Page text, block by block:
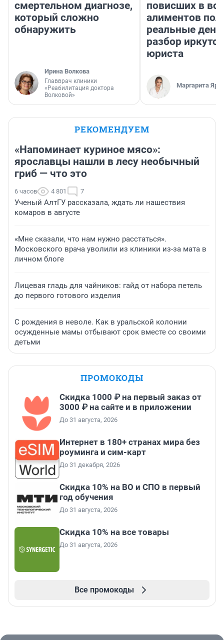
смертельном диагнозе,
который сложно
обнаружить
Ирина Волкова
Главврач клиники
«Реабилитация доктора
Волковой»
повисших в
алиментов
реальные
разбор
юриста
Маргарита
РЕКОМЕНДУЕМ
«Напоминает куриное мясо»:
ярославцы нашли в лесу необычный
гриб — что это
6 часов 4 801 7
Ученый АлтГУ рассказала, ждать ли нашествия
комаров в августе
«Мне сказали, что нам нужно расстаться».
Московского врача уволили из клиники из-за мата в
личном блоге
Лицевая гладь для чайников: гайд от набора петель
до первого готового изделия
С рождения в неволе. Как в уральской колонии
осужденные мамы отбывают срок вместе со своими
детьми
ПРОМОКОДЫ
Скидка 1000 ₽ на первый заказ от
3000 ₽ на сайте и в приложении
До 31 августа, 2026
Интернет в 180+ странах мира без
роуминга и сим-карт
До 31 декабря, 2026
Скидка 10% на ВО и СПО в первый
год обучения
До 31 августа, 2026
Скидка 10% на все товары
До 31 августа, 2026
Все промокоды